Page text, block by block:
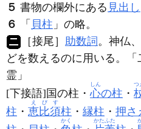
５ 書物の欄外にある 見出し
６
「 貝柱 」の略。
［接尾］ 助数詞。神仏
どを数えるのに用いる。「
霊」
[下接語]国の柱・心
しん
の柱 ・
つ
柱 ・ 恵比須
えびす
柱 ・ 縁柱 ・ 押さ
かく かたふた